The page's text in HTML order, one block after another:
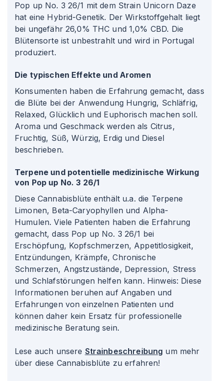
Pop up No. 3 26/1 mit dem Strain Unicorn Daze
hat eine Hybrid-Genetik. Der Wirkstoffgehalt liegt
bei ungefähr 26,0% THC und 1,0% CBD. Die
Blütensorte ist unbestrahlt und wird in Portugal
produziert.
Die typischen Effekte und Aromen
Konsumenten haben die Erfahrung gemacht, dass
die Blüte bei der Anwendung Hungrig, Schläfrig,
Relaxed, Glücklich und Euphorisch machen soll.
Aroma und Geschmack werden als Citrus,
Fruchtig, Süß, Würzig, Erdig und Diesel
beschrieben.
Terpene und potentielle medizinische Wirkung
von Pop up No. 3 26/1
Diese Cannabisblüte enthält u.a. die Terpene
Limonen, Beta-Caryophyllen und Alpha-
Humulen. Viele Patienten haben die Erfahrung
gemacht, dass Pop up No. 3 26/1 bei
Erschöpfung, Kopfschmerzen, Appetitlosigkeit,
Entzündungen, Krämpfe, Chronische
Schmerzen, Angstzustände, Depression, Stress
und Schlafstörungen helfen kann. Hinweis: Diese
Informationen beruhen auf Angaben und
Erfahrungen von einzelnen Patienten und
können daher kein Ersatz für professionelle
medizinische Beratung sein.
Lese auch unsere Strainbeschreibung um mehr
über diese Cannabisblüte zu erfahren!